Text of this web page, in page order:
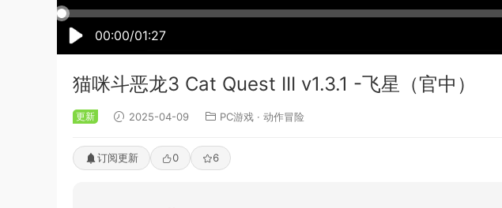
00:00/01:27
猫咪斗恶龙3 Cat Quest III v1.3.1 -飞星（官中）
更新 2025-04-09 PC游戏 · 动作冒险
订阅更新 0 6